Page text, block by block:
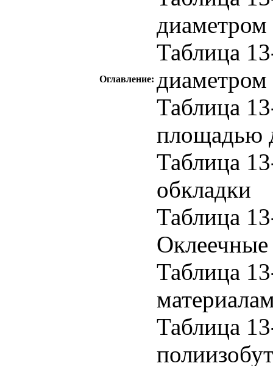
Оглавление:
Таблица
Таблица
площадью
Таблица
обкладки
Таблица
Таблица
Таблица